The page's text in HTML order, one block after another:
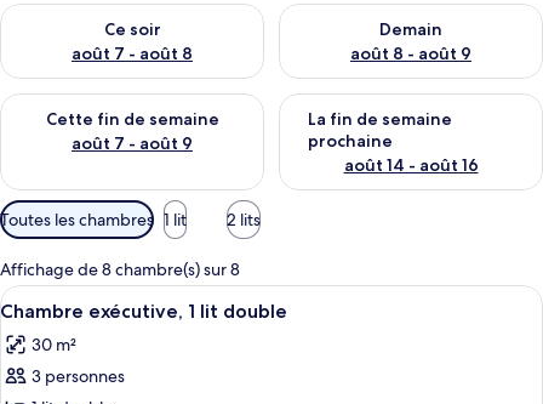
Ce soir
août 7 - août 8
Vérifier la disponibilité pour ce soir août 7 - août 8
Demain
août 8 - août 9
Vérifier la disponibilité pour
Cette fin de semaine
août 7 - août 9
Vérifier la disponibilité pour cette fin de semaine août 7 -
La fin de semaine
prochaine
août 14 - août 16
Vérifier la disponibilité pour
Filtres
disponibles
pour
les
chambres
Toutes les chambres 1 lit 2 lits
Affichage de 8 chambre(s) sur 8
Afficher
toutes
les
photos
Une chambre d’hôtel avec un grand
6
Chambre exécutive, 1 lit double
30 m²
3 personnes